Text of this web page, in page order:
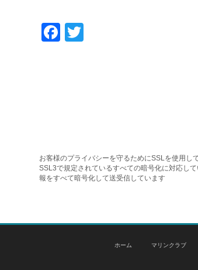
Facebook
お客様のプライバシーを守るためにSSLを使用し
SSL3で規定されているすべての暗号化に対応し
報をすべて暗号化して送受信しています
ホーム マリンクラブ